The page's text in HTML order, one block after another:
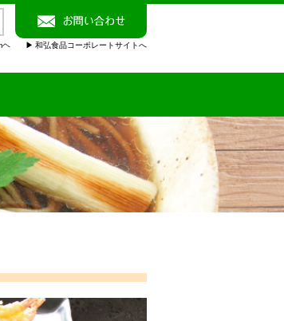
ヘ 和弘食品コーポレートサイトへ